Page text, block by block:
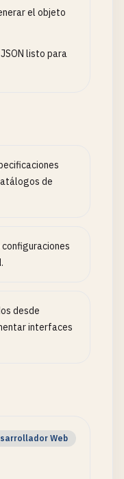
el objeto
listo para
de
desde
interfaces
Web